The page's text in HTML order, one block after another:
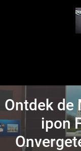
HOME
ONTDEK DE
FOTOGRAFIE:
Ontdek de
ipon